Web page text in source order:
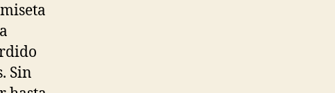
Sin